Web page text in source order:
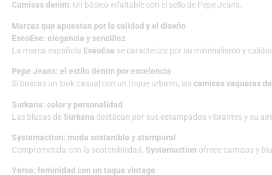
Camisas denim: Un básico infaltable con el sello de Pepe Jeans.
Marcas que apuestan por la calidad y el diseño
EseoEse: elegancia y sencillez
La marca española EseoEse se caracteriza por su minimalismo y
Pepe Jeans: el estilo denim por excelencia
Si buscas un look casual con un toque urbano, lascamisas vaqueras
Surkana: color y personalidad
Las blusas deSurkana destacan por sus estampados vibrantes y su
Systemaction: moda sostenible y atemporal
Comprometida con la sostenibilidad, Systemaction ofrece camisas y
Yerse: feminidad con un toque vintage